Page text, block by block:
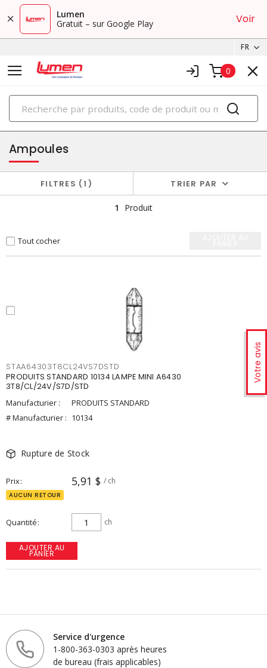
Lumen
Gratuit – sur Google Play
Voir
FR
0
PRODUITS
éclairage
Votre avis
Ampoules
FILTRES 1 TRIER PAR
1 Produit
Tout cocher
STAA64303T8CL24VS7DSTD
PRODUITS STANDARD 10134 LAMPE MINI A6430
3T8/CL/24V/S7D/STD
Manufacturier :
PRODUITS STANDARD
# Manufacturier : 10134
Rupture de Stock
Prix 5,91 $ / ch
AUCUN RETOUR
Quantité ch
AJOUTER AU
PANIER
Service d'urgence
1-800-363-0303 après heures
de bureau (frais applicables)